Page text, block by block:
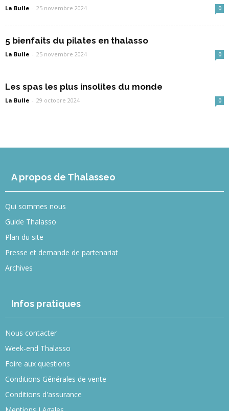
La Bulle - 25 novembre 2024 0
5 bienfaits du pilates en thalasso
La Bulle - 25 novembre 2024 0
Les spas les plus insolites du monde
La Bulle - 29 octobre 2024 0
A propos de Thalasseo
Qui sommes nous
Guide Thalasso
Plan du site
Presse et demande de partenariat
Archives
Infos pratiques
Nous contacter
Week-end Thalasso
Foire aux questions
Conditions Générales de vente
Conditions d'assurance